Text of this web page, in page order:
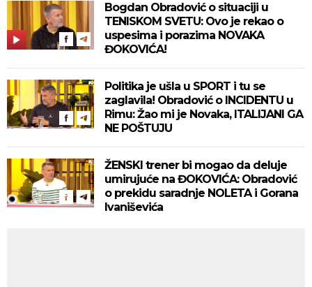
Bogdan Obradović o situaciji u
TENISKOM SVETU: Ovo je rekao o
uspesima i porazima NOVAKA
ĐOKOVIĆA!
Politika je ušla u SPORT i tu se
zaglavila! Obradović o INCIDENTU u
Rimu: Žao mi je Novaka, ITALIJANI GA
NE POŠTUJU
ŽENSKI trener bi mogao da deluje
umirujuće na ĐOKOVIĆA: Obradović
o prekidu saradnje NOLETA i Gorana
Ivaniševića